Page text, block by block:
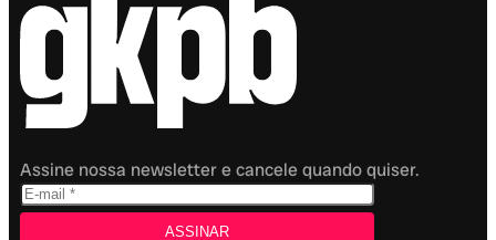
Assine nossa newsletter e cancele quando quiser.